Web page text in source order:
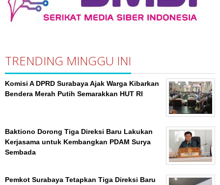
TRENDING MINGGU INI
Komisi A DPRD Surabaya Ajak Warga Kibarkan
Bendera Merah Putih Semarakkan HUT RI
Baktiono Dorong Tiga Direksi Baru Lakukan
Kerjasama untuk Kembangkan PDAM Surya
Sembada
Pemkot Surabaya Tetapkan Tiga Direksi Baru